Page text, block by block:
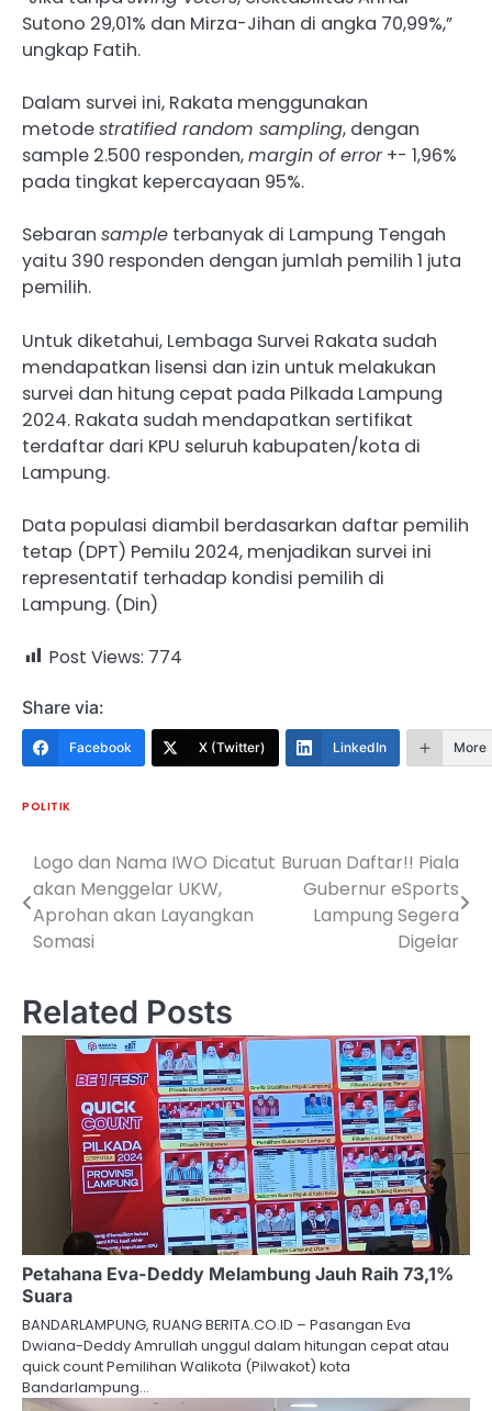
Sutono 29,01% dan Mirza-Jihan di angka 70,99%,”
ungkap Fatih.
Dalam survei ini, Rakata menggunakan
metodestratified random sampling, dengan
sample 2.500 responden,margin of error+- 1,96%
pada tingkat kepercayaan 95%.
Sebaran sample terbanyak di Lampung Tengah
yaitu 390 responden dengan jumlah pemilih 1 juta
pemilih.
Untuk diketahui, Lembaga Survei Rakata sudah
mendapatkan lisensi dan izin untuk melakukan
survei dan hitung cepat pada Pilkada Lampung
2024. Rakata sudah mendapatkan sertifikat
terdaftar dari KPU seluruh kabupaten/kota di
Lampung.
Data populasi diambil berdasarkan daftar pemilih
tetap (DPT) Pemilu 2024, menjadikan survei ini
representatif terhadap kondisi pemilih di
Lampung. (Din)
Post Views: 774
Share via:
Facebook X (Twitter) LinkedIn More
POLITIK
Navigasi
pos
Logo dan Nama IWO Dicatut
akan Menggelar UKW,
Aprohan akan Layangkan
Somasi
Buruan Daftar!! Piala
Gubernur eSports
Lampung Segera
Digelar
Related Posts
Petahana Eva-Deddy Melambung Jauh Raih 73,1%
Suara
BANDARLAMPUNG, RUANG BERITA.CO.ID – Pasangan Eva
Dwiana-Deddy Amrullah unggul dalam hitungan cepat atau
quick count Pemilihan Walikota (Pilwakot) kota
Bandarlampung…